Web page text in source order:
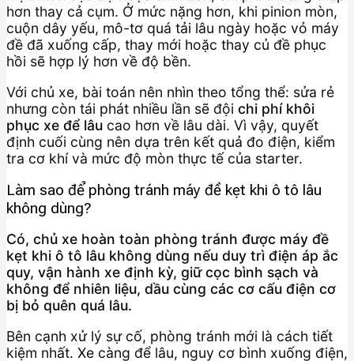
hơn thay cả cụm. Ở mức nặng hơn, khi pinion mòn,
cuộn dây yếu, mô-tơ quá tải lâu ngày hoặc vỏ máy
đề đã xuống cấp, thay mới hoặc thay củ đề phục
hồi sẽ hợp lý hơn về độ bền.
Với chủ xe, bài toán nên nhìn theo tổng thể: sửa rẻ
nhưng còn tái phát nhiều lần sẽ đội chi phí khôi
phục xe để lâu cao hơn về lâu dài. Vì vậy, quyết
định cuối cùng nên dựa trên kết quả đo điện, kiểm
tra cơ khí và mức độ mòn thực tế của starter.
Làm sao để phòng tránh máy đề kẹt khi ô tô lâu
không dùng?
Có, chủ xe hoàn toàn phòng tránh được máy đề
kẹt khi ô tô lâu không dùng nếu duy trì điện áp ắc
quy, vận hành xe định kỳ, giữ cọc bình sạch và
không để nhiên liệu, dầu cùng các cơ cấu điện cơ
bị bỏ quên quá lâu.
Bên cạnh xử lý sự cố, phòng tránh mới là cách tiết
kiệm nhất. Xe càng để lâu, nguy cơ bình xuống điện,